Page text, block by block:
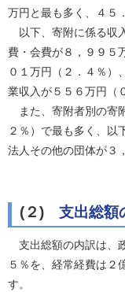
万円と最も多く、４５
以下、寄附に係る収
費・会費が８，９９５
０１万円（２．４％）
業収入が５５６万円（
また、寄附者別の寄
２％）で最も多く、以
法人その他の団体が３
(２) 支出総額
支出総額の内訳は、
５％を、経常経費は２
す。